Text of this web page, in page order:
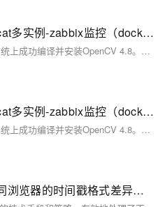
tomcat相关概念与部署tomcat多实例-zabbix监控（docker部署）
通过上述步骤，您可以在Ubuntu系统上成功编译并安装OpenCV 4.8。这种方法不仅使您能够定制OpenCV的功能，还可以优化性能以满足特定需求。确保按照每一步进行操作，以避免常见的编译问题。
tomcat相关概念与部署tomcat多实例-zabbix监控（docker部署）
通过上述步骤，您可以在Ubuntu系统上成功编译并安装OpenCV 4.8。这种方法不仅使您能够定制OpenCV的功能，还可以优化性能以满足特定需求。确保按照每一步进行操作，以避免常见的编译问题。
Moment.js库是如何处理不同浏览器的时间戳格式差异的？